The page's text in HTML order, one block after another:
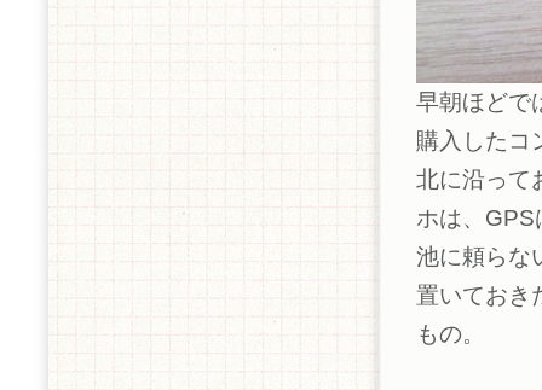
早朝ほどで
購入したコ
北に沿って
ホは、GPS
池に頼らな
置いておき
もの。